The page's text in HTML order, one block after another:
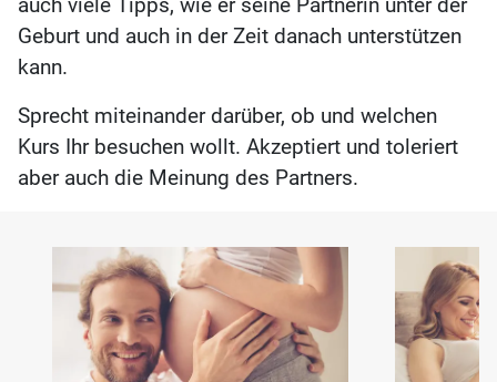
auch viele Tipps, wie er seine Partnerin unter der
Geburt und auch in der Zeit danach unterstützen
kann.
Sprecht miteinander darüber, ob und welchen
Kurs Ihr besuchen wollt. Akzeptiert und toleriert
aber auch die Meinung des Partners.